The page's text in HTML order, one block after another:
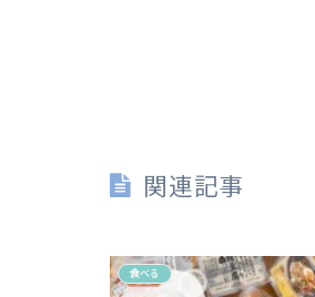
関連記事
食べる